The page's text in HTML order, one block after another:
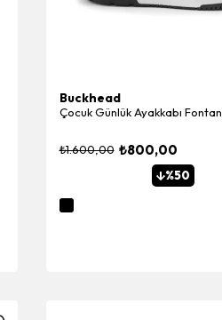
Buckhead
Çocuk Günlük Ayakkabı
₺800,00
₺1.600,00
%50